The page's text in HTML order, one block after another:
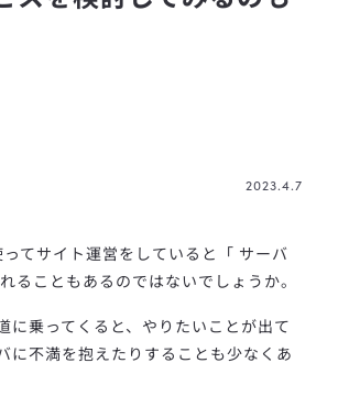
2023.4.7
てサイト運営をしていると「 サーバ
ることもあるのではないでしょうか。
に乗ってくると、やりたいことが出て
に不満を抱えたりすることも少なくあ